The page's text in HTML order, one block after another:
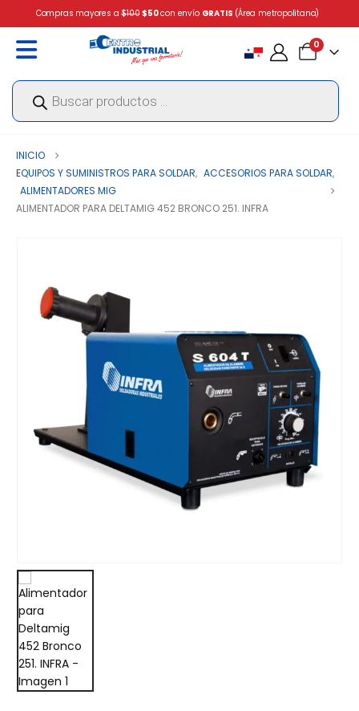
Compras mayores a$100 $50con envío GRATIS (Área metropolitana)
0
Búsqueda
productos
INICIO
EQUIPOS Y SUMINISTROS PARA SOLDAR, ACCESORIOS PARA SOLDAR,
ALIMENTADORES MIG
ALIMENTADOR PARA DELTAMIG 452 BRONCO 251. INFRA